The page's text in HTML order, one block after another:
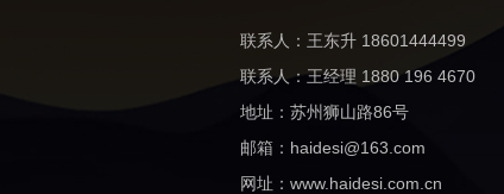
联系人：王东升 18601444499
联系人：王经理 1880 196 4670
地址：苏州狮山路86号
邮箱：haidesi@163.com
网址：www.haidesi.com.cn